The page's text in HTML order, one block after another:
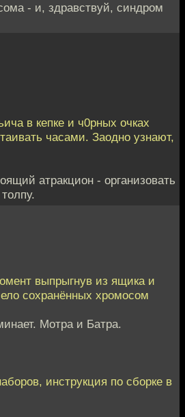
- и, здравствуй, синдром
в кепке и ч0рных очках
часами. Заодно узнают,
атракцион - организовать
выпрыгнув из ящика и
сохранённых хромосом
Мотра и Батра.
инструкция по сборке в